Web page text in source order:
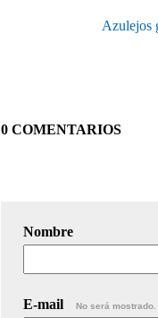
Azulejos
0 COMENTARIOS
Nombre
E-mail No será mostrado.